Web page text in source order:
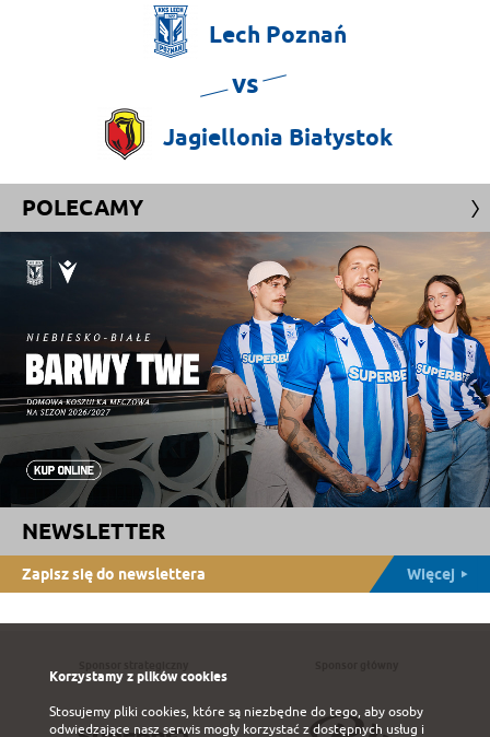
Lech Poznań
vs
Jagiellonia Białystok
POLECAMY
NEWSLETTER
Zapisz się do newslettera Więcej
Korzystamy z plików cookies
Stosujemy pliki cookies, które są niezbędne do tego, aby osoby
odwiedzające nasz serwis mogły korzystać z dostępnych usług i